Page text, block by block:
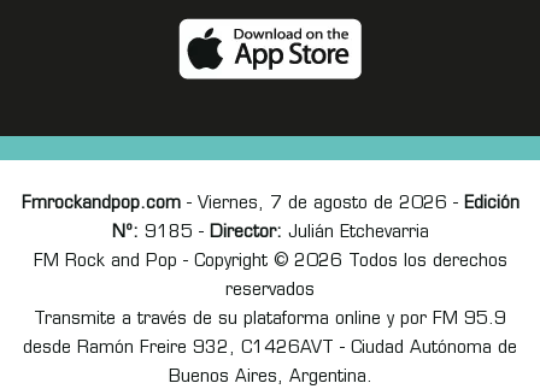
Fmrockandpop.com- Viernes, 7 de agosto de 2026 - Edición
Nº: 9185 - Director: Julián Etchevarria
FM Rock and Pop - Copyright © 2026 Todos los derechos
reservados
Transmite a través de su plataforma online y por FM 95.9
desde Ramón Freire 932, C1426AVT - Ciudad Autónoma de
Buenos Aires, Argentina.